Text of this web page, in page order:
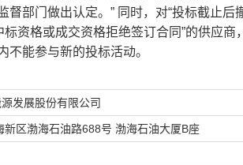
督部门做出认定。” 同时，对“投标截止
标资格或成交资格拒绝签订合同”的供应
不能参与新的投标活动。
发展股份有限公司
新区渤海石油路688号 渤海石油大厦B座